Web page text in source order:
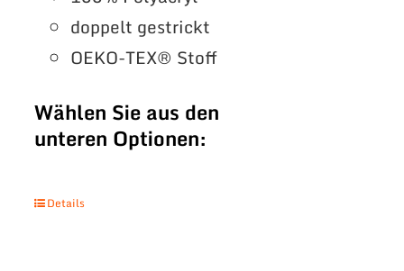
doppelt gestrickt
OEKO-TEX® Stoff
Wählen Sie aus den
unteren Optionen:
Details